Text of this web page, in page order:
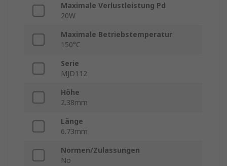
Maximale Verlustleistung Pd
20W
Maximale Betriebstemperatur
150°C
Serie
MJD112
Höhe
2.38mm
Länge
6.73mm
Normen/Zulassungen
No